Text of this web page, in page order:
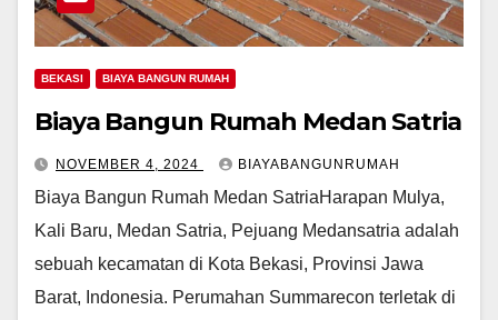
BEKASI BIAYA BANGUN RUMAH
Biaya Bangun Rumah Medan Satria
NOVEMBER 4, 2024 BIAYABANGUNRUMAH
Biaya Bangun Rumah Medan SatriaHarapan Mulya,
Kali Baru, Medan Satria, Pejuang Medansatria adalah
sebuah kecamatan di Kota Bekasi, Provinsi Jawa
Barat, Indonesia. Perumahan Summarecon terletak di